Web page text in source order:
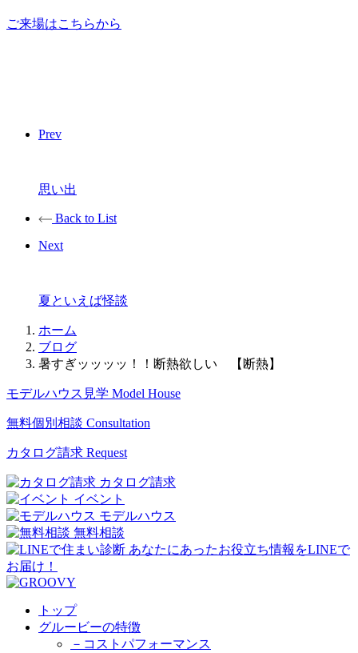
ご来場はこちらから
Prev
思い出
Back to List
Next
夏といえば怪談
ホーム
ブログ
暑すぎッッッッ！！断熱欲しい 【断熱】
モデルハウス見学 Model House
無料個別相談 Consultation
カタログ請求 Request
カタログ請求
イベント
モデルハウス
無料相談
トップ
グルービーの特徴
－コストパフォーマンス